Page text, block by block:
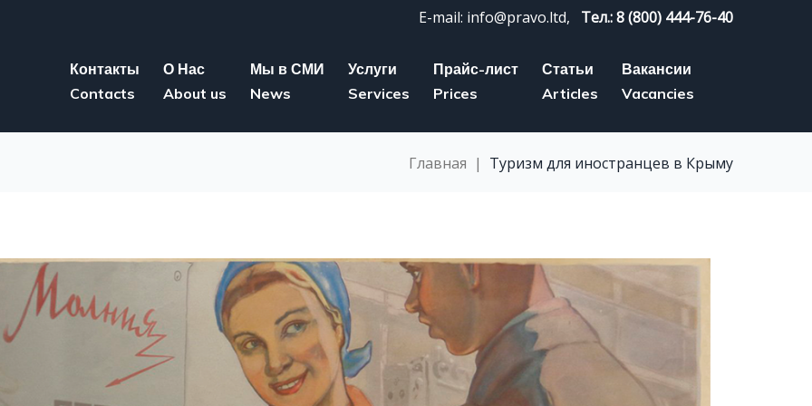
E-mail: info@pravo.ltd, Тел.: 8 (800) 444-76-40
Контакты
Contacts
О Нас
About us
Мы в СМИ
News
Услуги
Services
Прайс-лист
Prices
Статьи
Articles
Вакансии
Vacancies
Главная | Туризм для иностранцев в Крыму